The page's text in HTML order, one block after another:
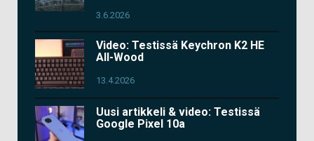
3.6.2026
Video: Testissä Keychron K2 HE
All-Wood
13.4.2026
Uusi artikkeli & video: Testissä
Google Pixel 10a